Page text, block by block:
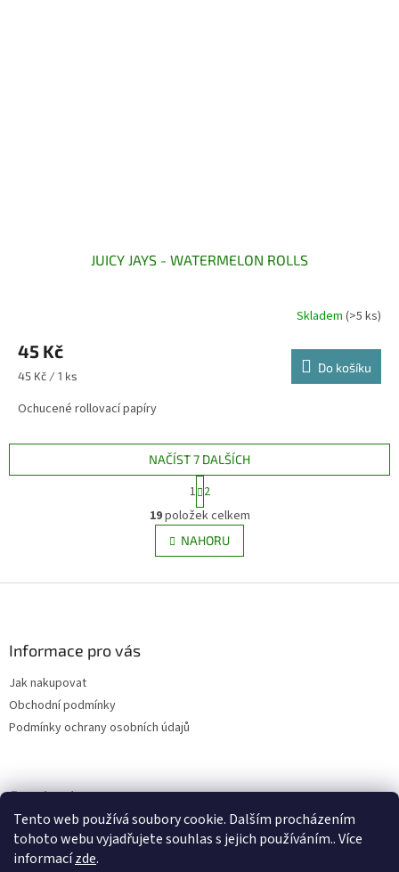
Tento web používá soubory cookie. Dalším procházením
tohoto webu vyjadřujete souhlas s jejich používáním.. Více
informacízde.
JUICY JAYS - WATERMELON ROLLS
Skladem (>5 ks)
45 Kč
Měrná
45 Kč / 1 ks
Do košíku
Ochucené rollovací papíry
O
v
l
á
s
u
NAČÍST 7 DALŠÍCH
S
t
r
á
n
k
v
1 2
19položek celkem
NAHORU
Informace pro vás
Jak nakupovat
Obchodní podmínky
Podmínky ochrany osobních údajů
Facebook